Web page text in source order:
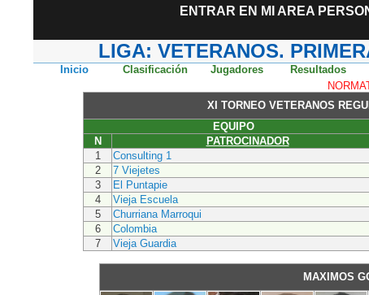
ENTRAR EN MI AREA
LIGA: VETERANOS.
Inicio Clasificación Jugadores Resultados
XI TORNEO VETERANOS
EQUIPO
N
PATROCINADOR
1
Consulting 1
2
7 Viejetes
3
El Puntapie
4
Vieja Escuela
5
Churriana Marroqui
6
Colombia
7
Vieja Guardia
MAXIMOS